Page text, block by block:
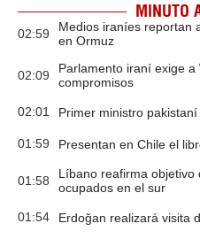
MINUTO
02:59
Medios iraníes reportan
en Ormuz
02:09
Parlamento iraní exige
compromisos
02:01 Primer ministro
01:59 Presentan en Chile el
01:58
Líbano reafirma
ocupados en el sur
01:54 Erdoğan realizará visita